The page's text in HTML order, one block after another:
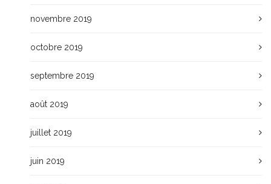
novembre 2019
octobre 2019
septembre 2019
août 2019
juillet 2019
juin 2019